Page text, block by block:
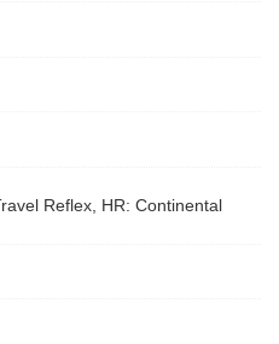
Reflex, HR: Continental